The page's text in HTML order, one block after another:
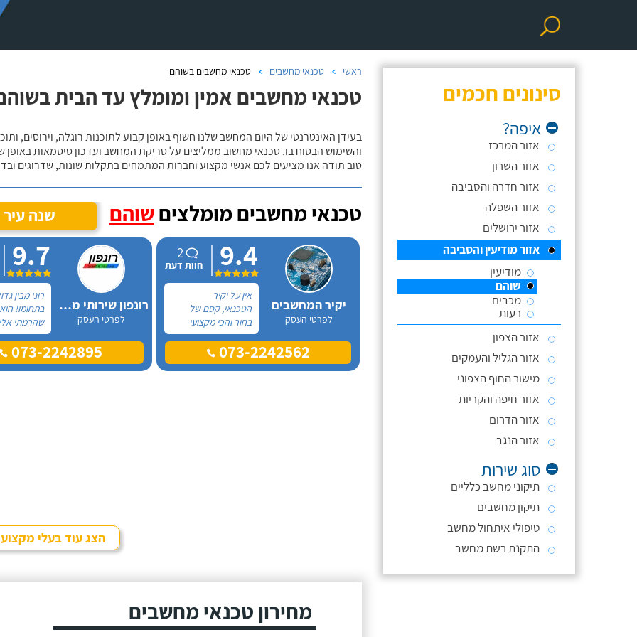
סינונים חכמים
איפה?
אזור המרכז
אזור השרון
אזור חדרה והסביבה
אזור השפלה
אזור ירושלים
אזור מודיעין והסביבה
מודיעין
שוהם
מכבים
רעות
אזור הצפון
אזור הגליל והעמקים
מישור החוף הצפוני
אזור חיפה והקריות
אזור הדרום
אזור הנגב
סוג שירות
תיקוני מחשב כלליים
תיקון מחשבים
טיפולי איתחול מחשב
התקנת רשת מחשב
ראשי טכנאי מחשבים טכנאי מחשבים בשוהם
טכנאי מחשבים אמין ומומלץ עד הבית
בעידן האינטרנטי של היום המחשב שלנו חשוף באופן קבוע לתוכנות רוגלה, וירוסים,
והשימוש הבטוח בו. טכנאי מחשוב ממליצים על סריקת המחשב ועדכון סיסמאות
טוב תודה אנו מציעים לכם אנשי מקצוע וחברות המתמחים בתקלות שונות, שדרוגים
טכנאי מחשבים מומלציםשוהם שנה עיר
יקיר המחשבים
לפרטי העסק
9.4
2
חוות דעת
אין על יקיר
הטכנאי, קסם של
בחור והכי מקצועי
שהכרתי. הוא ביצע
עבורי תיקון מחשב
נייח, הגיע לביתי בשעה073-2242562
רונפון שירותי מחשוב
לפרטי העסק
9.7
רוני מבין
בתחומו!
שהרמתי
באתר
מכן, הזמנתי
073-2242895
הצג עוד בעלי מקצוע
מחירון טכנאי מחשבים